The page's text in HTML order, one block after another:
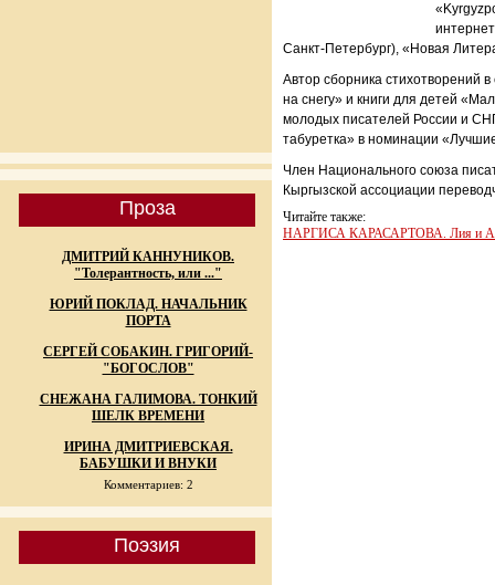
Проза
ДМИТРИЙ КАННУНИКОВ.
"Толерантность, или ..."
ЮРИЙ ПОКЛАД. НАЧАЛЬНИК
ПОРТА
СЕРГЕЙ СОБАКИН. ГРИГОРИЙ-
"БОГОСЛОВ"
СНЕЖАНА ГАЛИМОВА. ТОНКИЙ
ШЕЛК ВРЕМЕНИ
ИРИНА ДМИТРИЕВСКАЯ.
БАБУШКИ И ВНУКИ
Комментариев: 2
Поэзия
Санкт-Петербург), «Новая
Автор сборника стихотворений
на снегу» и книги для детей
молодых писателей России и
табуретка» в номинации
Член Национального союза
Кыргызской ассоциации
Читайте также:
НАРГИСА КАРАСАРТОВА. Лия и